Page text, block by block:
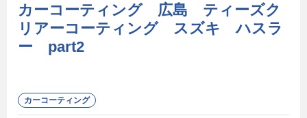
カーコーティング 広島 ティーズク
リアーコーティング スズキ ハスラ
ー part2
カーコーティング